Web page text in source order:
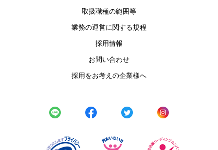
取扱職種の範囲等
業務の運営に関する規程
採用情報
お問い合わせ
採用をお考えの企業様へ